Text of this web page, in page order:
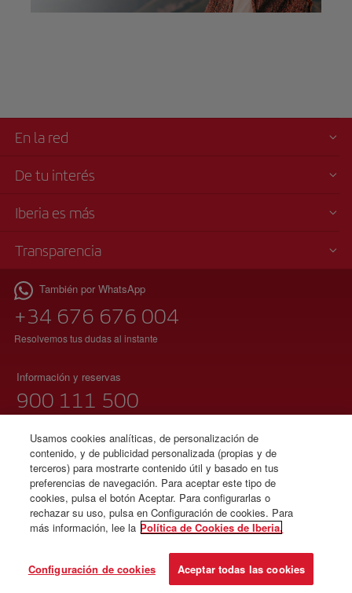
En la red
De tu interés
Iberia es más
Transparencia
También por WhatsApp
+34 676 676 004
Resolvemos tus dudas al instante
Información y reservas
900 111 500
Lunes a domingo 00:00 – 24:00 horas
91 333 67 01
(teléfono local sin tarificación adicional)
español e inglés
Usamos cookies analíticas, de personalización de
contenido, y de publicidad personalizada (propias y de
terceros) para mostrarte contenido útil y basado en tus
preferencias de navegación. Para aceptar este tipo de
cookies, pulsa el botón Aceptar. Para configurarlas o
rechazar su uso, pulsa en Configuración de cookies. Para
más información, lee la Política de Cookies de Iberia.
Configuración de cookies Aceptar todas las cookies